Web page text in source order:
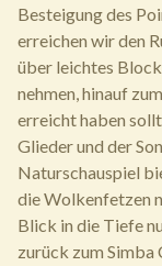
Besteigung des
erreichen wir den
über leichtes
nehmen, hinauf
erreicht haben
Glieder und der
Naturschauspiel
die Wolkenfetzen
Blick in die Tiefe
zurück zum Simba